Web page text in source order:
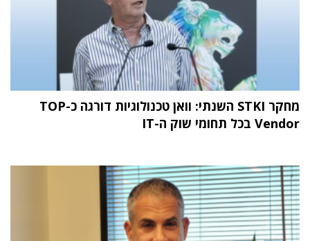
מחקר STKI השנתי: וואן טכנולוגיות דורגה כ-TOP
Vendor בכל תחומי שוק ה-IT